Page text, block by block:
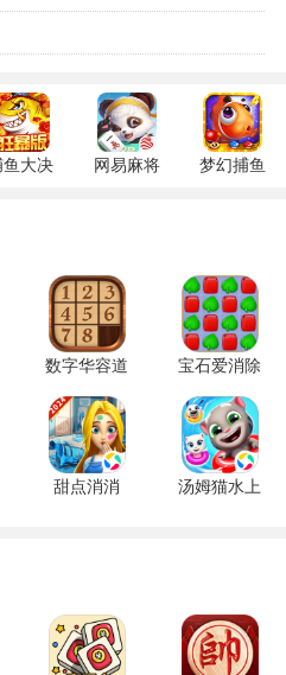
鱼大决
网易麻将
梦幻捕鱼
数字华容道
2.15 手机
版
宝石爱消除
1.0.5 手机
版
甜点消消
汤姆猫水上